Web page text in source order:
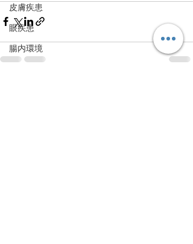
皮膚疾患
眼疾患
腸内環境